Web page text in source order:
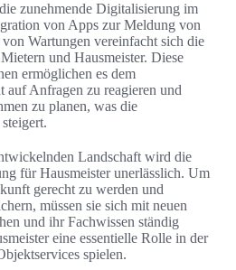
zunehmende Digitalisierung im
von Apps zur Meldung von
Wartungen vereinfacht sich die
und Hausmeister. Diese
ermöglichen es dem
auf Anfragen zu reagieren und
zu planen, was die
Landschaft wird die
für Hausmeister unerlässlich. Um
gerecht zu werden und
müssen sie sich mit neuen
und ihr Fachwissen ständig
eine essentielle Rolle in der
spielen.